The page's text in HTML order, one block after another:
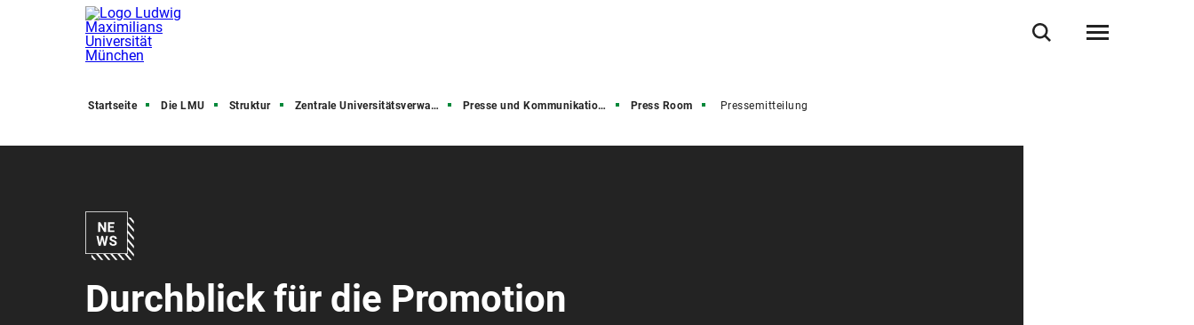
Startseite Die LMU Struktur Zentrale Universitätsverwaltung Presse und Kommunikation (PuK) Press Room Pressemitteilung
Durchblick für die Promotion